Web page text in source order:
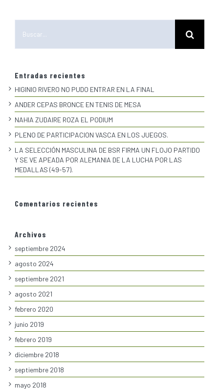
Entradas recientes
HIGINIO RIVERO NO PUDO ENTRAR EN LA FINAL
ANDER CEPAS BRONCE EN TENIS DE MESA
NAHIA ZUDAIRE ROZA EL PODIUM
PLENO DE PARTICIPACION VASCA EN LOS JUEGOS.
LA SELECCIÓN MASCULINA DE BSR FIRMA UN FLOJO PARTIDO
Y SE VE APEADA POR ALEMANIA DE LA LUCHA POR LAS
MEDALLAS (49-57).
Comentarios recientes
Archivos
septiembre 2024
agosto 2024
septiembre 2021
agosto 2021
febrero 2020
junio 2019
febrero 2019
diciembre 2018
septiembre 2018
mayo 2018